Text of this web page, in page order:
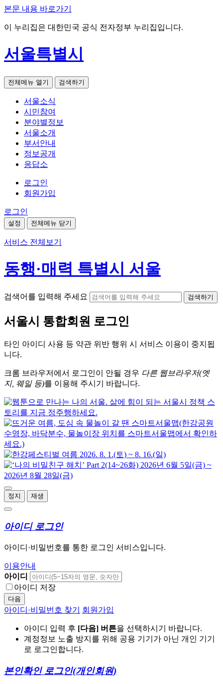
본문 내용 바로가기
이 누리집은 대한민국 공식 전자정부 누리집입니다.
서울특별시
전체메뉴 열기 검색하기
서울소식
시민참여
분야별정보
서울소개
부서안내
정보공개
응답소
로그인
회원가입
로그인
설정 전체메뉴 닫기
서비스 전체보기
동행·매력 특별시 서울
검색어를 입력해 주세요 검색하기
서울시 통합회원 로그인
타인 아이디 사용 등 약관 위반 행위 시 서비스 이용이 중지됩
니다.
크롬 브라우저에서 로그인이 안될 경우 다른 웹브라우저(엣
지, 웨일 등)를 이용해 주시기 바랍니다.
정지 재생
아이디 로그인
아이디·비밀번호를 통한 로그인 서비스입니다.
이용안내
아이디
아이디 저장
다음
아이디·비밀번호 찾기 회원가입
아이디 입력 후 [다음] 버튼을 선택하시기 바랍니다.
계정정보 노출 방지를 위해 공용 기기가 아닌 개인 기기
로 로그인합니다.
본인확인 로그인(개인회원)